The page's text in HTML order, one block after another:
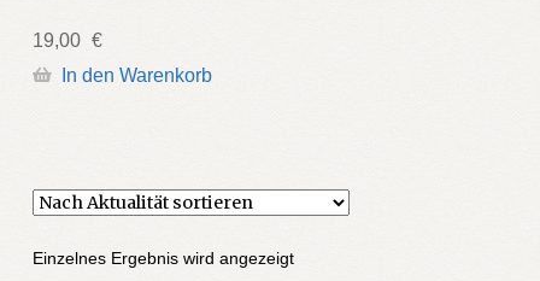
19,00 €
In den Warenkorb
Einzelnes Ergebnis wird angezeigt